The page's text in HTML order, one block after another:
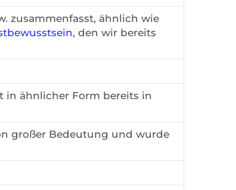
zusammenfasst, ähnlich wie
, den wir bereits
in ähnlicher Form bereits in
großer Bedeutung und wurde